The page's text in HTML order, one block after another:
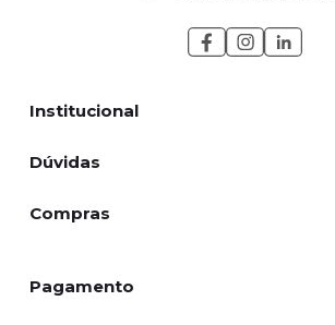
Institucional
Dúvidas
Compras
Pagamento